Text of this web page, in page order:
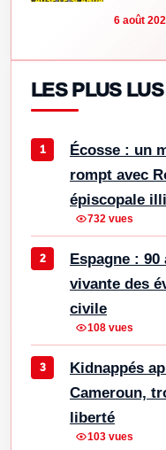
6 août
LES PLUS LUS
Écosse : un
rompt avec
épiscopale
732 vues
Espagne :
vivante des
civile
108 vues
Kidnappés
Cameroun,
liberté
103 vues